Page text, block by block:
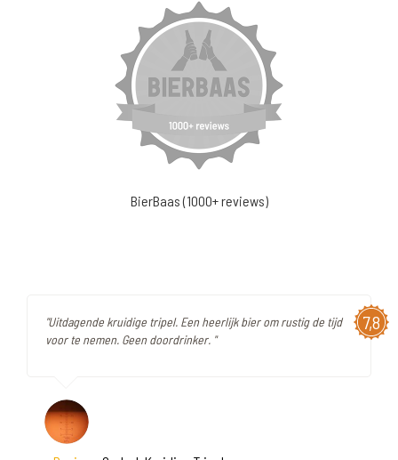
BierBaas (1000+ reviews)
7,8
"Uitdagende kruidige tripel. Een heerlijk bier om rustig de tijd
voor te nemen. Geen doordrinker. "